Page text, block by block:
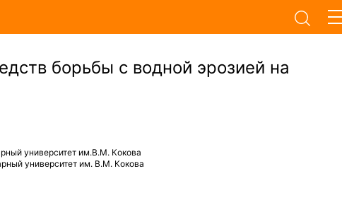
борьбы с водной эрозией на
университет им.В.М. Кокова
университет им. В.М. Кокова